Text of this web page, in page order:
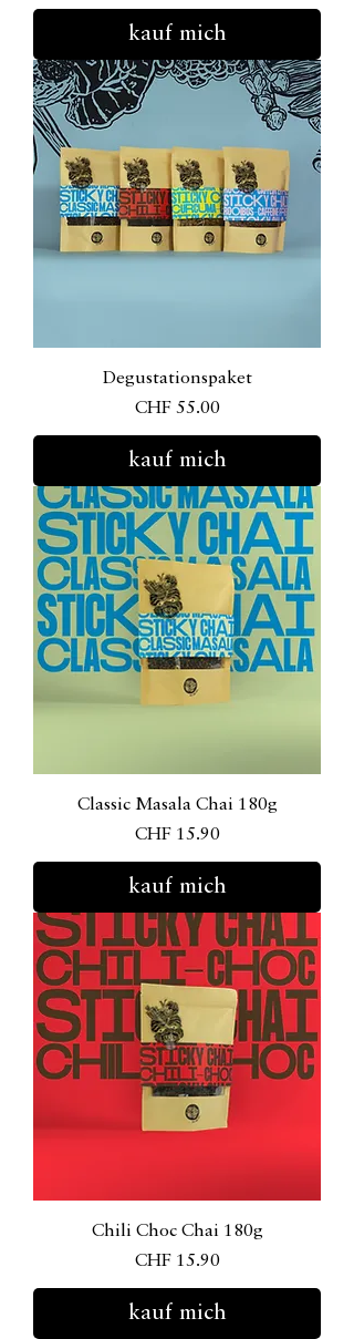
kauf mich
Degustationspaket
Preis
CHF 55.00
kauf mich
Classic Masala Chai 180g
Preis
CHF 15.90
kauf mich
Chili Choc Chai 180g
Preis
CHF 15.90
kauf mich